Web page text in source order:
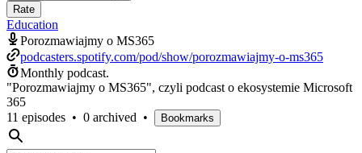
Rate
Education
Porozmawiajmy o MS365
podcasters.spotify.com/pod/show/porozmawiajmy-o-ms365
Monthly podcast.
"Porozmawiajmy o MS365", czyli podcast o ekosystemie Microsoft
365
11 episodes • 0 archived • Bookmarks